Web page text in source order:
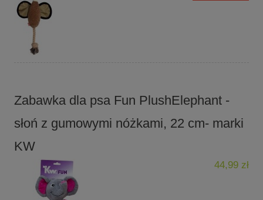
Zabawka dla psa Fun PlushElephant -
słoń z gumowymi nóżkami, 22 cm- marki
KW
44,99 zł